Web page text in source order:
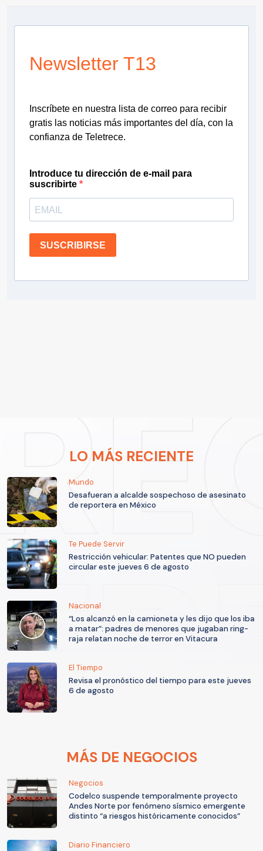
Newsletter T13
Inscríbete en nuestra lista de correo para recibir
gratis las noticias más importantes del día, con la
confianza de Teletrece.
Introduce tu dirección de e-mail para
suscribirte
SUSCRIBIRSE
LO MÁS RECIENTE
Mundo
Desafueran a alcalde sospechoso de asesinato
de reportera en México
Te Puede Servir
Restricción vehicular: Patentes que NO pueden
circular este jueves 6 de agosto
Nacional
“Los alcanzó en la camioneta y les dijo que los iba
a matar”: padres de menores que jugaban ring-
raja relatan noche de terror en Vitacura
El Tiempo
Revisa el pronóstico del tiempo para este jueves
6 de agosto
MÁS DE NEGOCIOS
Negocios
Codelco suspende temporalmente proyecto
Andes Norte por fenómeno sísmico emergente
distinto “a riesgos históricamente conocidos”
Diario Financiero